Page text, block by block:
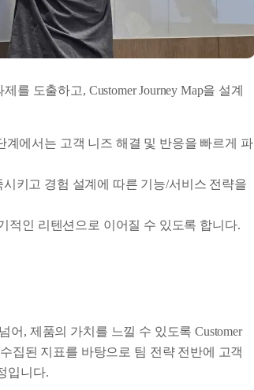
를 도출하고, Customer Journey Map을 설계
계에서는 고객 니즈 해결 및 반응을 빠르게 파
키고 경험 설계에 따른 기능/서비스 전략을
적인 리텐션으로 이어질 수 있도록 합니다.
어, 제품의 가치를 느낄 수 있도록 Customer
집된 지표를 바탕으로 팀 전략 전반에 고객
입니다.